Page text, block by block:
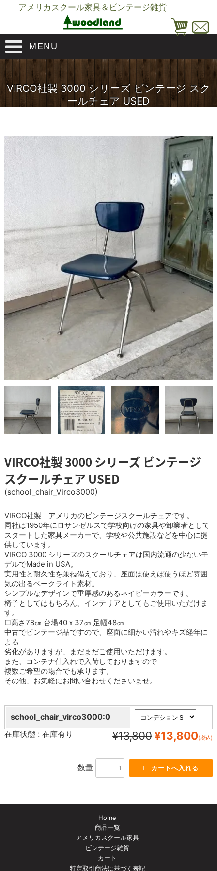
アメリカスクール家具＆ビンテージ雑貨
MENU
VIRCO社製 3000 シリーズ ビンテージ スク
ールチェア USED
VIRCO社製 3000 シリーズ ビンテージ
スクールチェア USED
(school_chair_Virco3000)
VIRCO社製 アメリカのビンテージスクールチェアです。
同社は1950年にロサンゼルスで学校向けの家具や卸業者として
スタートした家具メーカーで、学校や公共施設などを中心に提
供しています。
VIRCO 3000 シリーズのスクールチェアは国内流通の少ないモ
デルでMade in USA。
実用性と耐久性を兼ね備えており、座面は使えば使うほど雰囲
気の出るベークライト素材。
シンプルなデザインで重厚感のあるネイビーカラーです。
椅子としてはもちろん、インテリアとしてもご使用いただけま
す。
□高さ78㎝ 台場40ｘ37㎝ 足幅48㎝
中古でビンテージ品ですので、座面に細かい汚れやキズ経年に
よる
劣化がありますが、まだまだご使用いただけます。
また、コンテナ仕入れで入荷しておりますので
複数ご希望の場合でも承ります。
その他、お気軽にお問い合わせくださいませ。
school_chair_virco3000:0
在庫状態 : 在庫有り ¥13,800¥13,800(税込)
数量
Home
商品一覧
アメリカスクール家具
ビンテージ雑貨
カート
特定取引商法に基づく表記